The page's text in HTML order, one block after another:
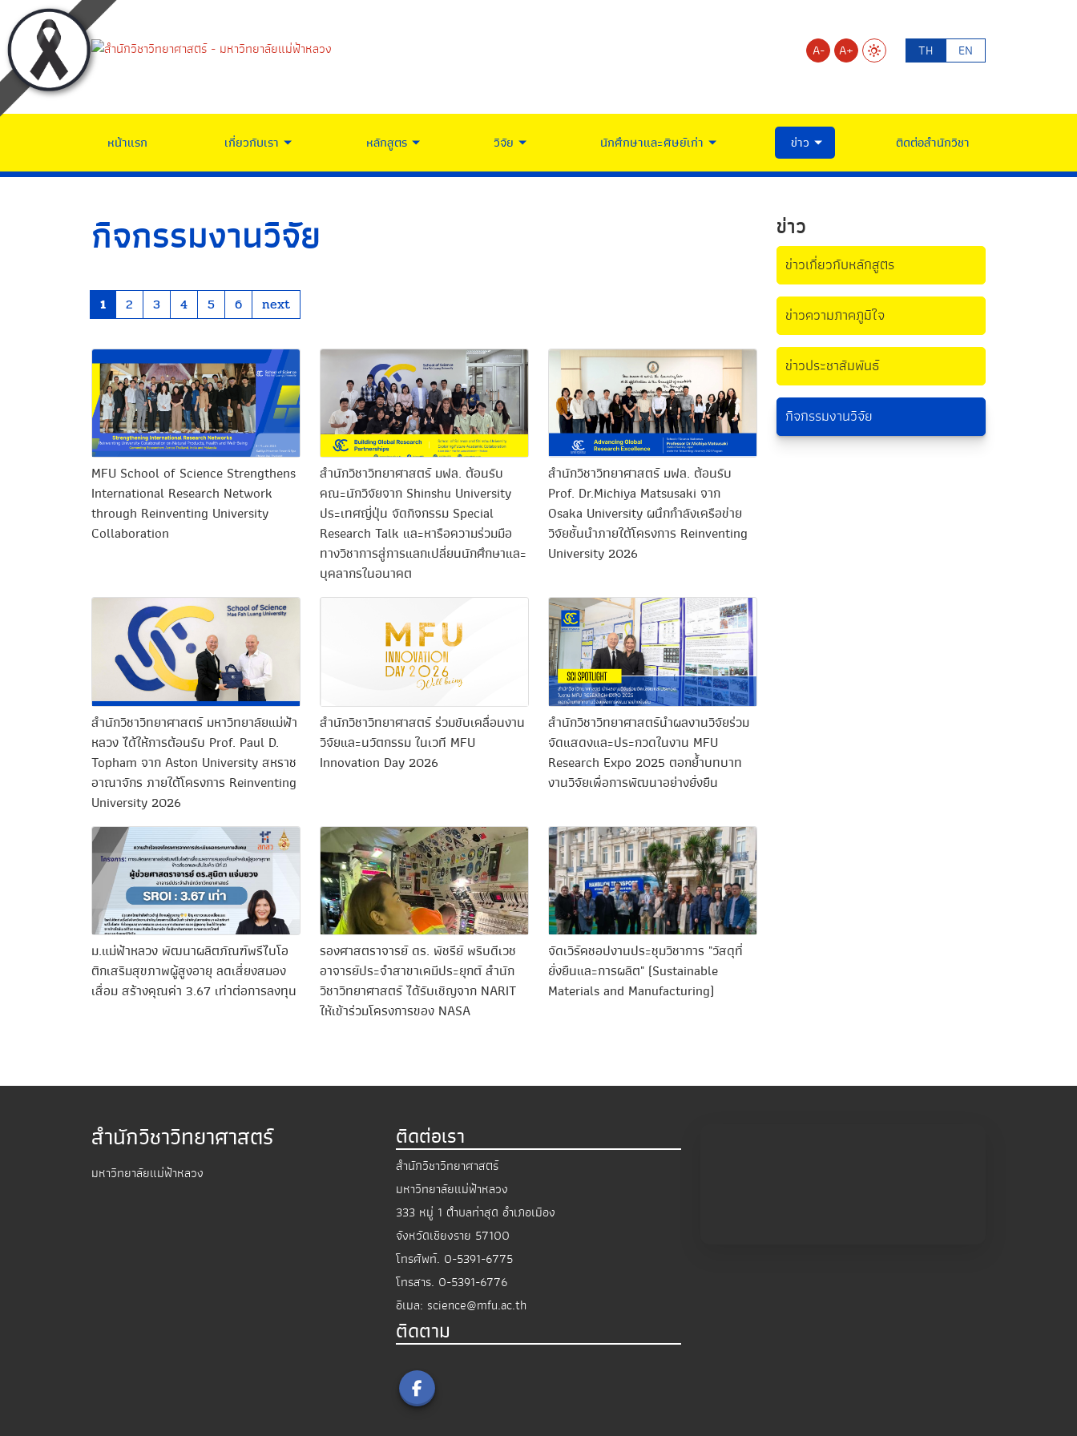
A- A+ TH EN
หน้าแรก เกี่ยวกับเรา หลักสูตร วิจัย นักศึกษาและศิษย์เก่า ข่าว ติดต่อสำนักวิชา
กิจกรรมงานวิจัย
1 2 3 4 5 6 next
MFU School of Science Strengthens
International Research Network
through Reinventing University
Collaboration
สำนักวิชาวิทยาศาสตร์ มฟล. ต้อนรับ
คณะนักวิจัยจาก Shinshu University
ประเทศญี่ปุ่น จัดกิจกรรม Special
Research Talk และหารือความร่วมมือ
ทางวิชาการสู่การแลกเปลี่ยนนักศึกษาและ
บุคลากรในอนาคต
สำนักวิชาวิทยาศาสตร์ มฟล. ต้อนรับ
Prof. Dr.Michiya Matsusaki จาก
Osaka University ผนึกกำลังเครือข่าย
วิจัยชั้นนำภายใต้โครงการ Reinventing
University 2026
สำนักวิชาวิทยาศาสตร์ มหาวิทยาลัยแม่ฟ้า
หลวง ได้ให้การต้อนรับ Prof. Paul D.
Topham จาก Aston University สหราช
อาณาจักร ภายใต้โครงการ Reinventing
University 2026
สำนักวิชาวิทยาศาสตร์ ร่วมขับเคลื่อนงาน
วิจัยและนวัตกรรม ในเวที MFU
Innovation Day 2026
สำนักวิชาวิทยาศาสตร์นำผลงานวิจัยร่วม
จัดแสดงและประกวดในงาน MFU
Research Expo 2025 ตอกย้ำบทบาท
งานวิจัยเพื่อการพัฒนาอย่างยั่งยืน
ม.แม่ฟ้าหลวง พัฒนาผลิตภัณฑ์พรีไบโอ
ติกเสริมสุขภาพผู้สูงอายุ ลดเสี่ยงสมอง
เสื่อม สร้างคุณค่า 3.67 เท่าต่อการลงทุน
รองศาสตราจารย์ ดร. พัชรีย์ พริบดีเวช
อาจารย์ประจำสาขาเคมีประยุกต์ สำนัก
วิชาวิทยาศาสตร์ ได้รับเชิญจาก NARIT
ให้เข้าร่วมโครงการของ NASA
จัดเวิร์คชอปงานประชุมวิชาการ "วัสดุที่
ยั่งยืนและการผลิต" (Sustainable
Materials and Manufacturing)
ข่าว
ข่าวเกี่ยวกับหลักสูตร
ข่าวความภาคภูมิใจ
ข่าวประชาสัมพันธ์
กิจกรรมงานวิจัย
สำนักวิชาวิทยาศาสตร์
มหาวิทยาลัยแม่ฟ้าหลวง
ติดต่อเรา
สำนักวิชาวิทยาศาสตร์
มหาวิทยาลัยแม่ฟ้าหลวง
333 หมู่ 1 ตำบลท่าสุด อำเภอเมือง
จังหวัดเชียงราย 57100
โทรศัพท์. 0-5391-6775
โทรสาร. 0-5391-6776
อีเมล: science@mfu.ac.th
ติดตาม